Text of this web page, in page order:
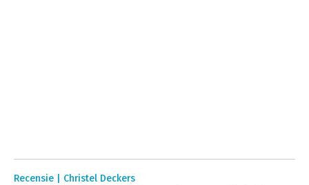
Recensie | Christel Deckers